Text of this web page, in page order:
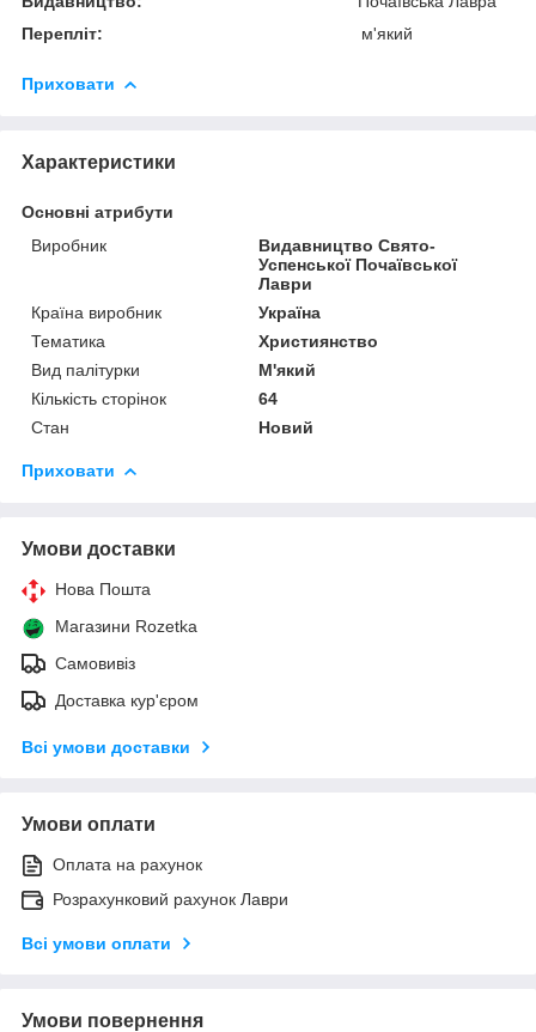
Перепліт: м'який
Приховати
Характеристики
Основні атрибути
Виробник
Видавництво Свято-
Успенської Почаївської
Лаври
Країна виробник
Україна
Тематика
Християнство
Вид палітурки
М'який
Кількість сторінок
64
Стан
Новий
Приховати
Умови доставки
Нова Пошта
Магазини Rozetka
Самовивіз
Доставка кур'єром
Всі умови доставки
Умови оплати
Оплата на рахунок
Розрахунковий рахунок Лаври
Всі умови оплати
Умови повернення